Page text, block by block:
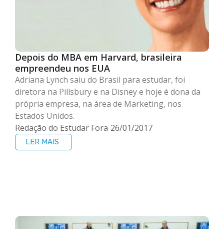
Depois do MBA em Harvard, brasileira
empreendeu nos EUA
Adriana Lynch saiu do Brasil para estudar, foi
diretora na Pillsbury e na Disney e hoje é dona da
própria empresa, na área de Marketing, nos
Estados Unidos.
Redação do Estudar Fora 26/01/2017
LER MAIS